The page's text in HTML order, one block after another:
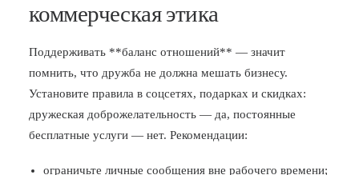
коммерческая этика
Поддерживать **баланс отношений** — значит
помнить, что дружба не должна мешать бизнесу.
Установите правила в соцсетях, подарках и скидках:
дружеская доброжелательность — да, постоянные
бесплатные услуги — нет. Рекомендации:
ограничьте личные сообщения вне рабочего времени;